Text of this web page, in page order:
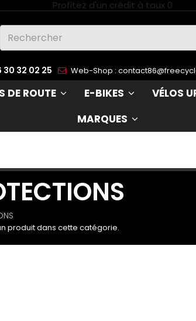
30 32 02 25 Web-Shop :
DE ROUTE E-BIKES VÉLOS
MARQUES
produit dans cette catégorie.